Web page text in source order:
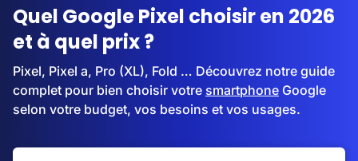
Quel Google Pixel choisir en 2026
et à quel prix ?
Pixel, Pixel a, Pro (XL), Fold … Découvrez notre guide
complet pour bien choisir votre smartphone Google
selon votre budget, vos besoins et vos usages.